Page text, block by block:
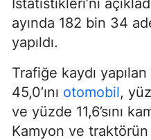
ayında 182 bin 34
yapıldı.
Trafiğe kaydı
45,0’ını otomobil,
ve yüzde 11,6’sını
Kamyon ve traktörün